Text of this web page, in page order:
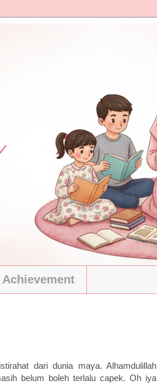
Achievement
dari dunia maya. Alhamdulillah
belum boleh terlalu capek. Oh iya